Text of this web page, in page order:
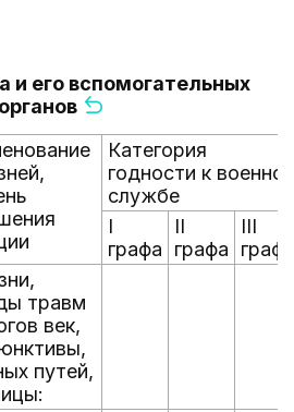
и его вспомогательных
органов
Категория
годности к военной
службе
I
графа
II
графа
III
графа
травм
век,
путей,